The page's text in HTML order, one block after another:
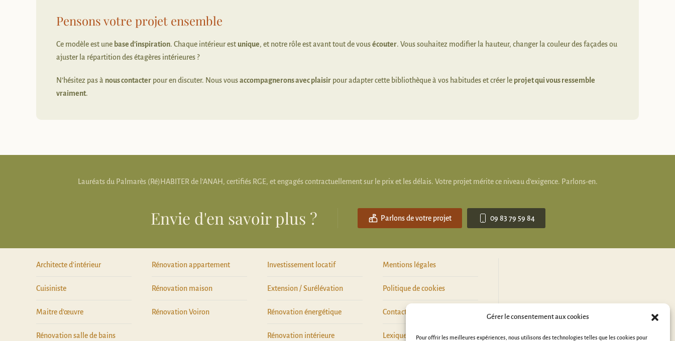
Gérer le consentement aux cookies
Pour offrir les meilleures expériences, nous utilisons des technologies telles que les cookies pour
Pensons votre projet ensemble
Ce modèle est une base d’inspiration. Chaque intérieur est unique, et notre rôle est avant tout de vousécouter. Vous souhaitez modifier la hauteur, changer la couleur des façades ou
ajuster la répartition des étagères intérieures ?
N’hésitez pas à nous contacter pour en discuter. Nous vousaccompagnerons avec plaisir pour adapter cette bibliothèque à vos habitudes et créer le projet qui vous ressemble
vraiment.
Lauréats du Palmarès (Ré)HABITER de l'ANAH, certifiés RGE, et engagés contractuellement sur le prix et les délais. Votre projet mérite ce niveau d'exigence. Parlons-en.
Envie d'en savoir plus ? Parlons de votre projet 09 83 79 59 84
Architecte d'intérieur
Cuisiniste
Maitre d'œuvre
Rénovation salle de bains
Rénovation appartement
Rénovation maison
Rénovation Voiron
Investissement locatif
Extension / Surélévation
Rénovation énergétique
Rénovation intérieure
Mentions légales
Politique de cookies
Contactez-nous
Lexique